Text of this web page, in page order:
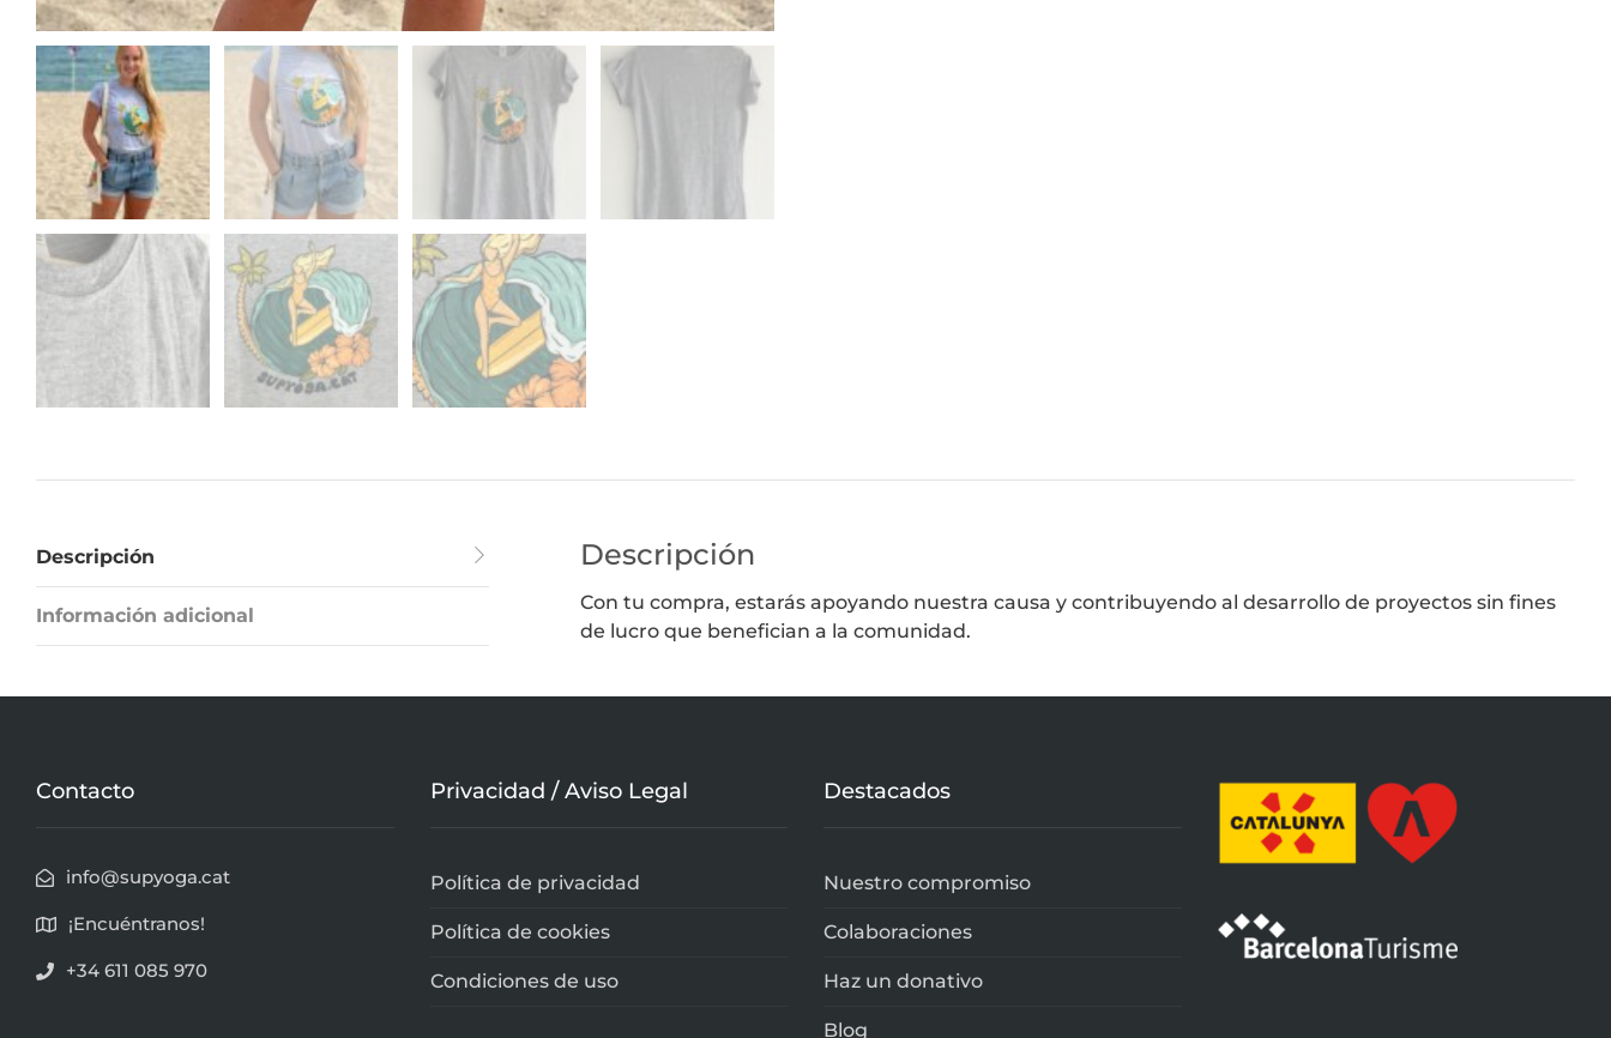
Descripción
Información adicional
Descripción
Con tu compra, estarás apoyando nuestra causa y contribuyendo al desarrollo de proyectos sin fines
de lucro que benefician a la comunidad.
Contacto
info@supyoga.cat
¡Encuéntranos!
+34 611 085 970
Privacidad / Aviso Legal
Política de privacidad
Política de cookies
Condiciones de uso
Destacados
Nuestro compromiso
Colaboraciones
Haz un donativo
Blog